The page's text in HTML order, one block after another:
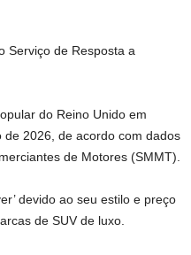
Serviço de Resposta a
do Reino Unido em
2026, de acordo com dados
de Motores (SMMT).
devido ao seu estilo e preço
de SUV de luxo.